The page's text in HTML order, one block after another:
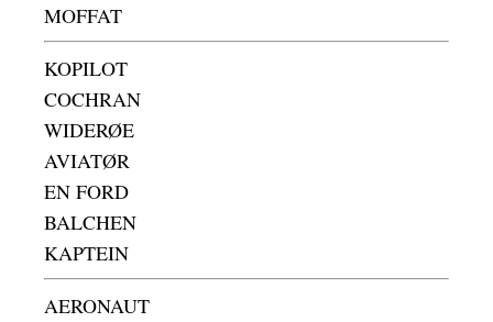
MOFFAT
KOPILOT
COCHRAN
WIDERØE
AVIATØR
EN FORD
BALCHEN
KAPTEIN
AERONAUT